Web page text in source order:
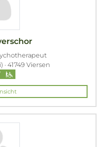
41749 Viersen